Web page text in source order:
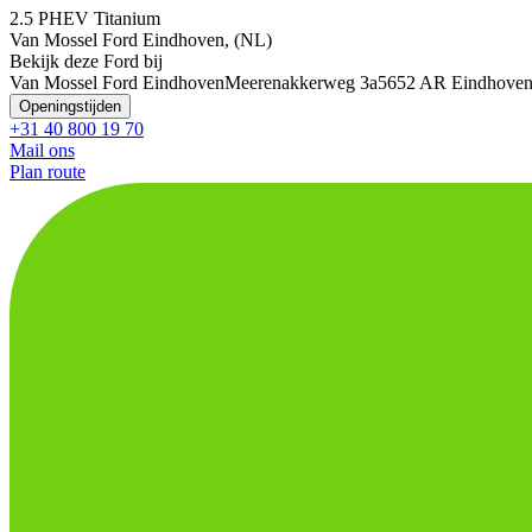
2.5 PHEV Titanium
Van Mossel Ford Eindhoven, (NL)
Bekijk deze Ford bij
Van Mossel Ford EindhovenMeerenakkerweg 3a5652 AR Eindhoven
Openingstijden
+31 40 800 19 70
Mail ons
Plan route